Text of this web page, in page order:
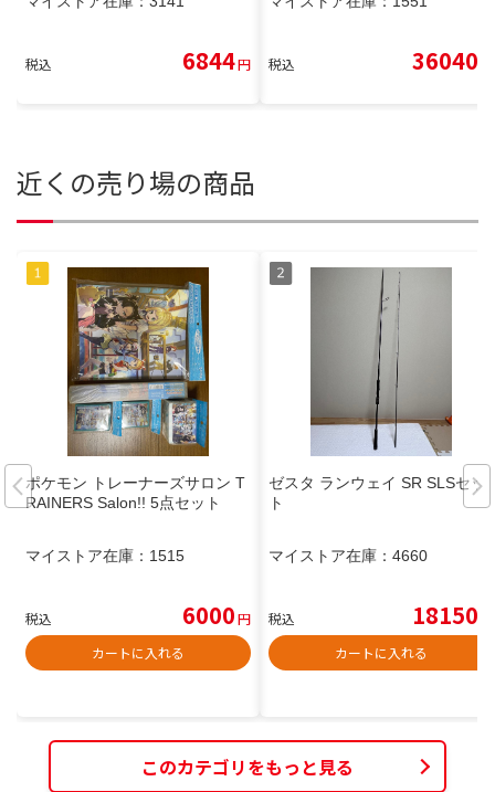
税込 6844円 税込 36040
近くの売り場の商品
ポケモン トレーナーズサロン T
RAINERS Salon!! 5点セット
マイストア在庫： 1515
税込 6000円
カートに入れる
ゼスタ ランウェイ SR SLSセッ
ト
マイストア在庫： 4660
税込 18150
カートに入れる
このカテゴリをもっと見る